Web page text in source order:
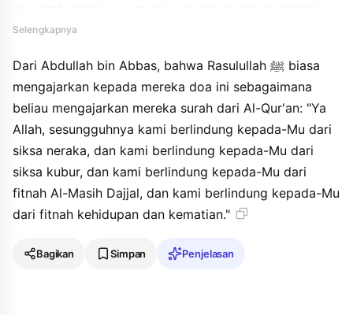
waaudzu bika min fitnahi almahya waalmamati ".
Selengkapnya
Dari Abdullah bin Abbas, bahwa Rasulullah ﷺ biasa
mengajarkan kepada mereka doa ini sebagaimana
beliau mengajarkan mereka surah dari Al-Qur'an: "Ya
Allah, sesungguhnya kami berlindung kepada-Mu dari
siksa neraka, dan kami berlindung kepada-Mu dari
siksa kubur, dan kami berlindung kepada-Mu dari
fitnah Al-Masih Dajjal, dan kami berlindung kepada-Mu
dari fitnah kehidupan dan kematian."
Bagikan Simpan Penjelasan